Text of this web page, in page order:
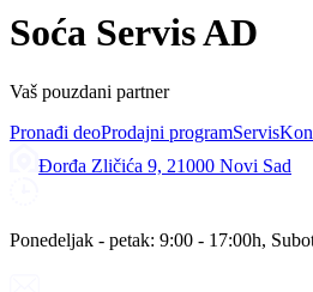
Soća Servis AD
Vaš pouzdani partner
Pronađi deoProdajni programServis
Đorđa Zličića 9, 21000 Novi Sad
Ponedeljak - petak: 9:00 - 17:00h,